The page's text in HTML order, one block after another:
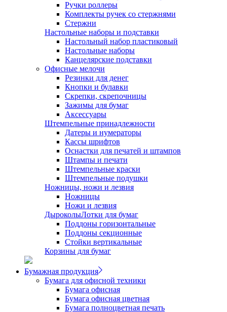
Ручки роллеры
Комплекты ручек со стержнями
Стержни
Настольные наборы и подставки
Настольный набор пластиковый
Настольные наборы
Канцелярские подставки
Офисные мелочи
Резинки для денег
Кнопки и булавки
Скрепки, скрепочницы
Зажимы для бумаг
Аксессуары
Штемпельные принадлежности
Датеры и нумераторы
Кассы шрифтов
Оснастки для печатей и штампов
Штампы и печати
Штемпельные краски
Штемпельные подушки
Ножницы, ножи и лезвия
Ножницы
Ножи и лезвия
ДыроколыЛотки для бумаг
Поддоны горизонтальные
Поддоны секционные
Стойки вертикальные
Корзины для бумаг
Бумажная продукция
Бумага для офисной техники
Бумага офисная
Бумага офисная цветная
Бумага полноцветная печать